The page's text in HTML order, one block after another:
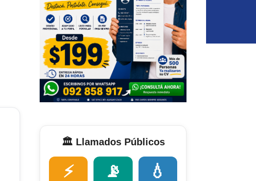
🏛️ Llamados Públicos
⚡ 📡 💧